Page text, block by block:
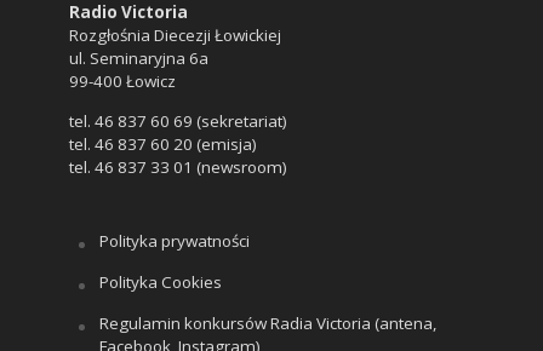
Radio Victoria
Rozgłośnia Diecezji Łowickiej
ul. Seminaryjna 6a
99-400 Łowicz
tel. 46 837 60 69 (sekretariat)
tel. 46 837 60 20 (emisja)
tel. 46 837 33 01 (newsroom)
Polityka prywatności
Polityka Cookies
Regulamin konkursów Radia Victoria (antena,
Facebook, Instagram)